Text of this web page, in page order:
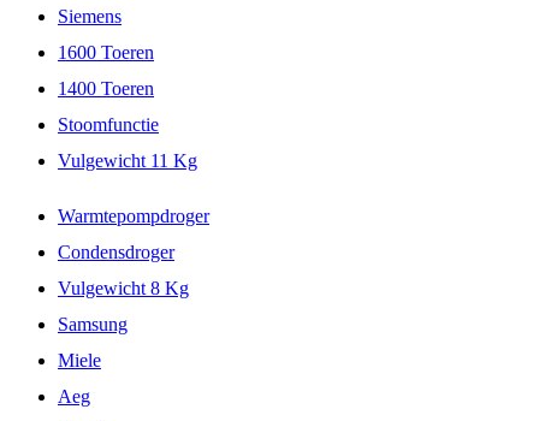
Siemens
1600 Toeren
1400 Toeren
Stoomfunctie
Vulgewicht 11 Kg
Warmtepompdroger
Condensdroger
Vulgewicht 8 Kg
Samsung
Miele
Aeg